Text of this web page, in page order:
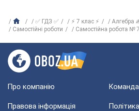
✅ ГДЗ ✅ ⚡ 7 клас ⚡ Алгебра
Самостійні роботи
Самостійна робота №
Про компанію Команда
Правова інформація